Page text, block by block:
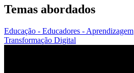
Temas abordados
Educação - Educadores - Aprendizagem
Transformação Digital